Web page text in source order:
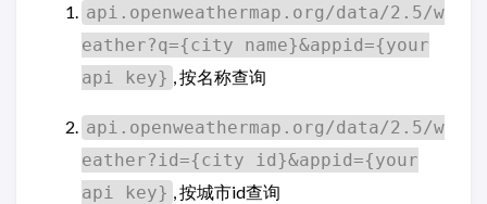
api.openweathermap.org/data/2.5/w
eather?q={city name}&appid={your
api key} , 按名称查询
api.openweathermap.org/data/2.5/w
eather?id={city id}&appid={your
api key} , 按城市id查询